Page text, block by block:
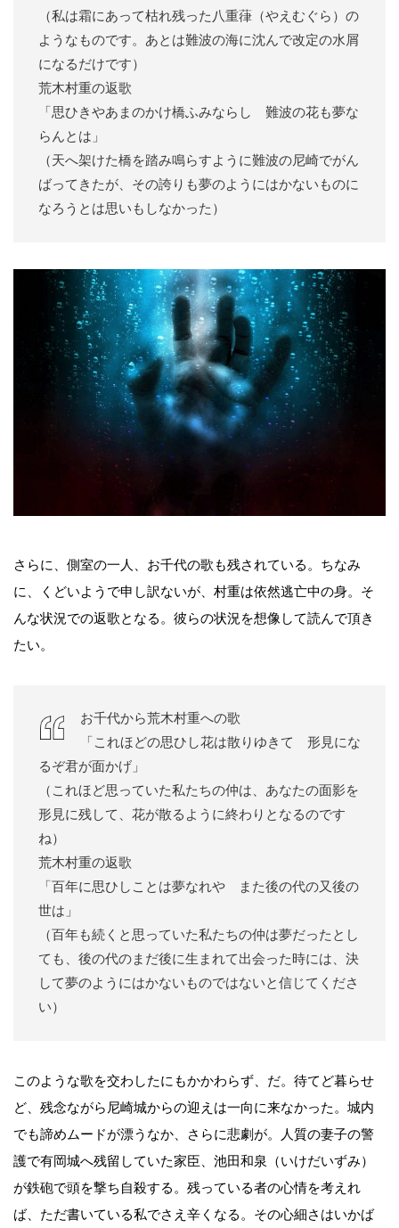
（私は霜にあって枯れ残った八重葎（やえむぐら）の
ようなものです。あとは難波の海に沈んで改定の水屑
になるだけです）
荒木村重の返歌
「思ひきやあまのかけ橋ふみならし 難波の花も夢な
らんとは」
（天へ架けた橋を踏み鳴らすように難波の尼崎でがん
ばってきたが、その誇りも夢のようにはかないものに
なろうとは思いもしなかった）
さらに、側室の一人、お千代の歌も残されている。ちなみ
に、くどいようで申し訳ないが、村重は依然逃亡中の身。そ
んな状況での返歌となる。彼らの状況を想像して読んで頂き
たい。
お千代から荒木村重への歌
「これほどの思ひし花は散りゆきて 形見にな
るぞ君が面かげ」
（これほど思っていた私たちの仲は、あなたの面影を
形見に残して、花が散るように終わりとなるのです
ね）
荒木村重の返歌
「百年に思ひしことは夢なれや また後の代の又後の
世は」
（百年も続くと思っていた私たちの仲は夢だったとし
ても、後の代のまだ後に生まれて出会った時には、決
して夢のようにはかないものではないと信じてくださ
い）
このような歌を交わしたにもかかわらず、だ。待てど暮らせ
ど、残念ながら尼崎城からの迎えは一向に来なかった。城内
でも諦めムードが漂うなか、さらに悲劇が。人質の妻子の警
護で有岡城へ残留していた家臣、池田和泉（いけだいずみ）
が鉄砲で頭を撃ち自殺する。残っている者の心情を考えれ
ば、ただ書いている私でさえ辛くなる。その心細さはいかば